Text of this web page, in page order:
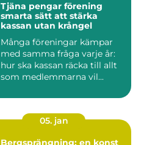
Tjäna pengar förening
smarta sätt att stärka
kassan utan krångel
Många föreningar kämpar
med samma fråga varje år:
hur ska kassan räcka till allt
som medlemmarna vil...
05. jan
Bergsprängning: en konst